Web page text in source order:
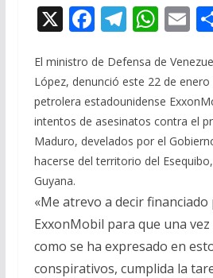
X F
e
b
o
o
k
T
e
gr
a
m
W
at
s
A
p
p
E
ai
l
El ministro de Defensa de
López, denunció este 22 de
petrolera estadounidense
intentos de asesinatos contra el
Maduro, develados por el
hacerse del territorio del
Guyana.
«Me atrevo a decir financiado
ExxonMobil para que una
como se ha expresado en
conspirativos, cumplida la